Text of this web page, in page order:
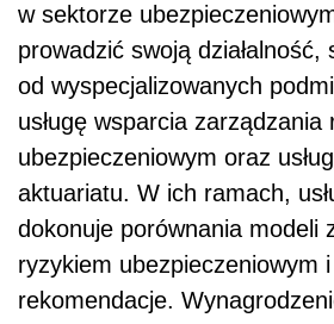
w sektorze
prowadzić swoją działalność,
od wyspecjalizowanych
usługę wsparcia zarządzania
ubezpieczeniowym oraz
aktuariatu. W ich ramach,
dokonuje porównania modeli
ryzykiem ubezpieczeniowym
rekomendacje.